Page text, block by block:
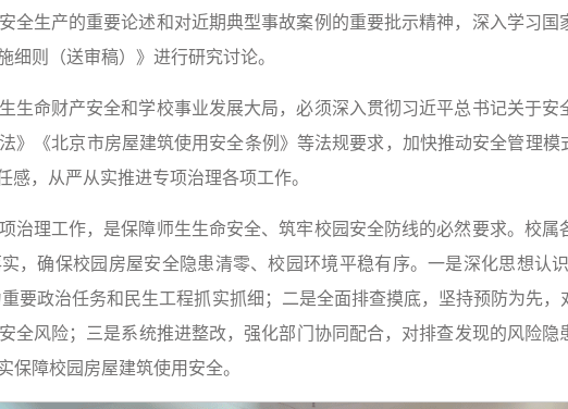
全生产的重要论述和对近期典型事故案例的重要批示精神，深入学习国
细则（送审稿）》进行研究讨论。
生命财产安全和学校事业发展大局，必须深入贯彻习近平总书记关于安
》《北京市房屋建筑使用安全条例》等法规要求，加快推动安全管理模
感，从严从实推进专项治理各项工作。
治理工作，是保障师生生命安全、筑牢校园安全防线的必然要求。校属
，确保校园房屋安全隐患清零、校园环境平稳有序。一是深化思想认
要政治任务和民生工程抓实抓细；二是全面排查摸底，坚持预防为先
全风险；三是系统推进整改，强化部门协同配合，对排查发现的风险隐
障校园房屋建筑使用安全。